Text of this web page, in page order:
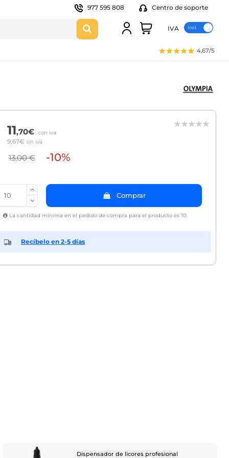
977 595 808 Centro de soporte
IVA
4,67/5
11,70€ con iva
9,67€ sin iva
13,00 € -10%
Comprar
La cantidad mínima en el pedido de compra para el producto es 10.
Recíbelo en 2-5 días
Dispensador de licores profesional